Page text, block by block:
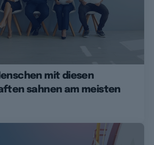
mit diesen
sahnen am meisten